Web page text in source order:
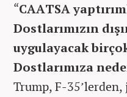
“CAATSA
Dostlarımızın
uygulayacak
Dostlarımıza
Trump, F-